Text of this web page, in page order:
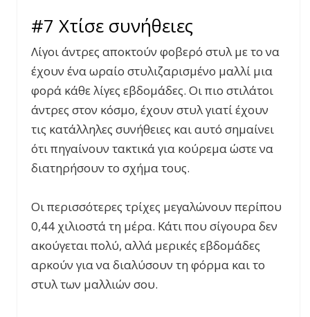
#7 Χτίσε συνήθειες
Λίγοι άντρες αποκτούν φοβερό στυλ με το να
έχουν ένα ωραίο στυλιζαρισμένο μαλλί μια
φορά κάθε λίγες εβδομάδες. Οι πιο στιλάτοι
άντρες στον κόσμο, έχουν στυλ γιατί έχουν
τις κατάλληλες συνήθειες και αυτό σημαίνει
ότι πηγαίνουν τακτικά για κούρεμα ώστε να
διατηρήσουν το σχήμα τους.
Οι περισσότερες τρίχες μεγαλώνουν περίπου
0,44 χιλιοστά τη μέρα. Κάτι που σίγουρα δεν
ακούγεται πολύ, αλλά μερικές εβδομάδες
αρκούν για να διαλύσουν τη φόρμα και το
στυλ των μαλλιών σου.